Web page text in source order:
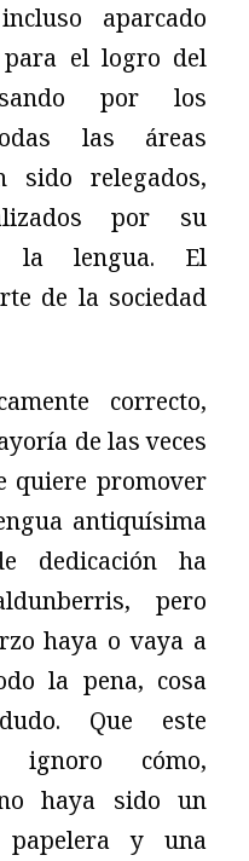
aparcado
para el logro del
por los
las áreas
sido relegados,
por su
la lengua. El
de la sociedad
correcto,
de las veces
quiere promover
antiquísima
dedicación ha
pero
haya o vaya a
la pena, cosa
Que este
cómo,
haya sido un
y una